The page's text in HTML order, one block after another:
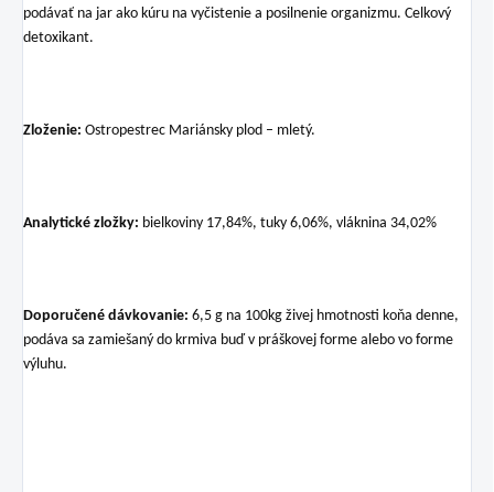
podávať na jar ako kúru na vyčistenie a posilnenie organizmu. Celkový
detoxikant.
Zloženie: Ostropestrec Mariánsky plod – mletý.
Analytické zložky: bielkoviny 17,84%, tuky 6,06%, vláknina 34,02%
Doporučené dávkovanie: 6,5 g na 100kg živej hmotnosti koňa denne,
podáva sa zamiešaný do krmiva buď v práškovej forme alebo vo forme
výluhu.